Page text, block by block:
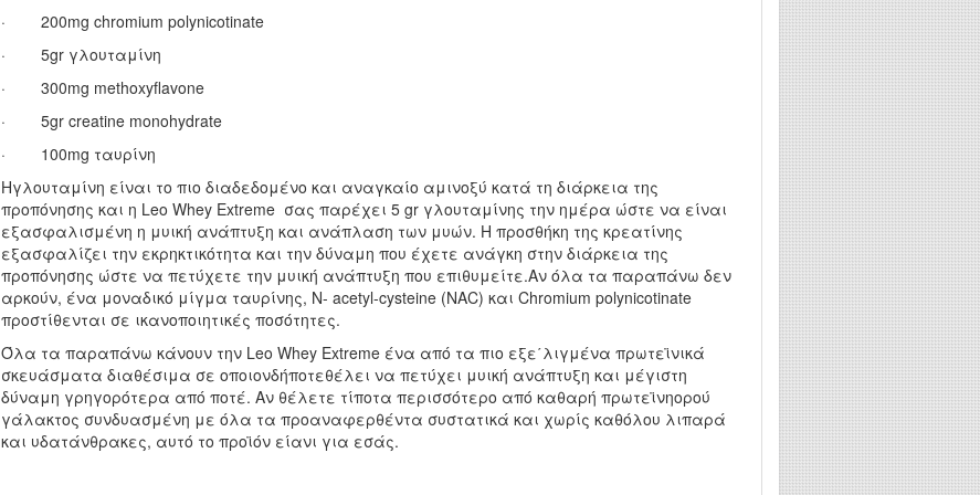
· 200mg chromium polynicotinate
· 5gr γλουταμίνη
· 300mg methoxyflavone
· 5gr creatine monohydrate
· 100mg ταυρίνη
Ηγλουταμίνη είναι το πιο διαδεδομένο και αναγκαίο αμινοξύ κατά τη διάρκεια της
προπόνησης και η Leo Whey Extreme σας παρέχει 5 gr γλουταμίνης την ημέρα ώστε να είναι
εξασφαλισμένη η μυική ανάπτυξη και ανάπλαση των μυών. Η προσθήκη της κρεατίνης
εξασφαλίζει την εκρηκτικότητα και την δύναμη που έχετε ανάγκη στην διάρκεια της
προπόνησης ώστε να πετύχετε την μυική ανάπτυξη που επιθυμείτε.Αν όλα τα παραπάνω δεν
αρκούν, ένα μοναδικό μίγμα ταυρίνης, N- acetyl-cysteine (NAC) και Chromium polynicotinate
προστίθενται σε ικανοποιητικές ποσότητες.
Όλα τα παραπάνω κάνουν την Leo Whey Extreme ένα από τα πιο εξε΄λιγμένα πρωτεϊνικά
σκευάσματα διαθέσιμα σε οποιονδήποτεθέλει να πετύχει μυική ανάπτυξη και μέγιστη
δύναμη γρηγορότερα από ποτέ. Αν θέλετε τίποτα περισσότερο από καθαρή πρωτεϊνηορού
γάλακτος συνδυασμένη με όλα τα προαναφερθέντα συστατικά και χωρίς καθόλου λιπαρά
και υδατάνθρακες, αυτό το προϊόν είανι για εσάς.